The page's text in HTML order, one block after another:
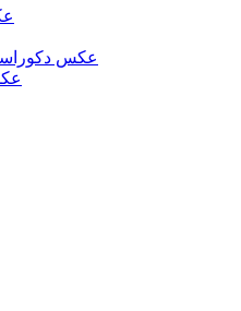
عکس